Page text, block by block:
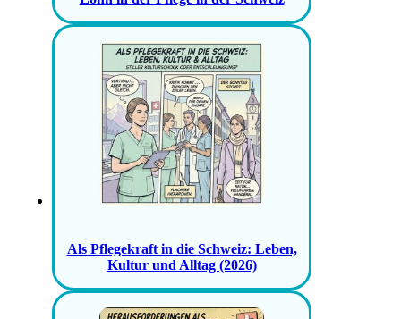
Als Pflegekraft in die Schweiz: Leben,
Kultur und Alltag (2026)